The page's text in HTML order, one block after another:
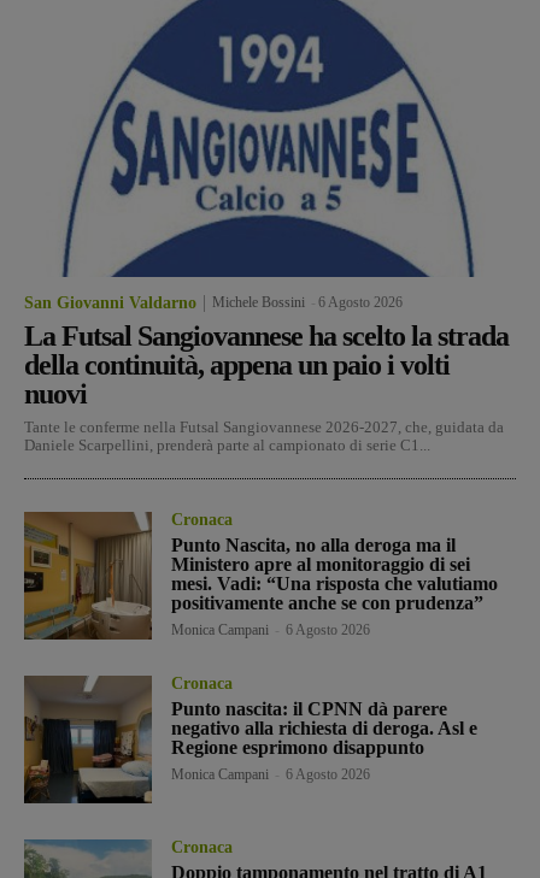
San Giovanni Valdarno Michele Bossini 6 Agosto 2026
La Futsal Sangiovannese ha scelto la strada
della continuità, appena un paio i volti
nuovi
Tante le conferme nella Futsal Sangiovannese 2026-2027, che, guidata da
Daniele Scarpellini, prenderà parte al campionato di serie C1...
Cronaca
Punto Nascita, no alla deroga ma il
Ministero apre al monitoraggio di sei
mesi. Vadi: “Una risposta che valutiamo
positivamente anche se con prudenza”
Monica Campani 6 Agosto 2026
Cronaca
Punto nascita: il CPNN dà parere
negativo alla richiesta di deroga. Asl e
Regione esprimono disappunto
Monica Campani 6 Agosto 2026
Cronaca
Doppio tamponamento nel tratto di A1